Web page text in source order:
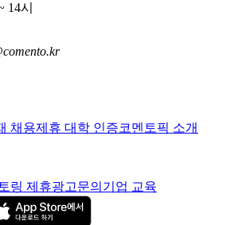
14시
채용제휴 대학 인증코멘토픽 소개
링 제휴광고문의 기업 교육